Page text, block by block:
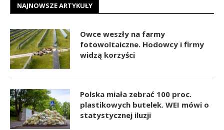
NAJNOWSZE ARTYKUŁY
Owce weszły na farmy
fotowoltaiczne. Hodowcy i firmy
widzą korzyści
Polska miała zebrać 100 proc.
plastikowych butelek. WEI mówi o
statystycznej iluzji